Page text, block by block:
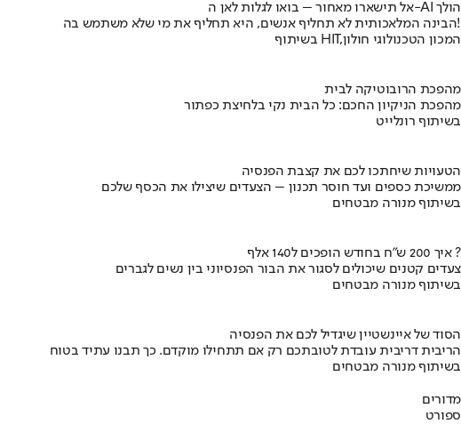
אל תישארו מאחור – בואו לגלות לאן ה-AI הולך
הבינה המלאכותית לא תחליף אנשים, היא תחליף את מי שלא משתמש בה!
בשיתוף HIT,המכון הטכנולוגי חולון
מהפכת הרובוטיקה לבית
מהפכת הניקיון החכם: כל הבית נקי בלחיצת כפתור
בשיתוף רונלייט
הטעויות שיחתכו לכם את קצבת הפנסיה
ממשיכת כספים ועד חוסר תכנון – הצעדים שיצילו את הכסף שלכם
בשיתוף מנורה מבטחים
איך 200 ש"ח בחודש הופכים ל140 אלף ?
צעדים קטנים שיכולים לסגור את הבור הפנסיוני בין נשים לגברים
בשיתוף מנורה מבטחים
הסוד של איינשטיין שיגדיל לכם את הפנסיה
הריבית דריבית עובדת לטובתכם רק אם תתחילו מוקדם. כך תבנו עתיד בטוח
בשיתוף מנורה מבטחים
מדורים
ספורט